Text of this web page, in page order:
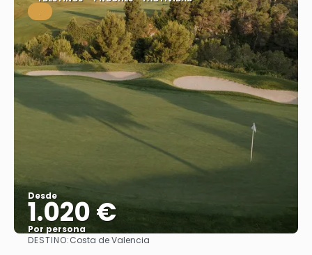
.
Desde
1.020 €
Por persona
Ver
DESTINO:Costa de Valencia